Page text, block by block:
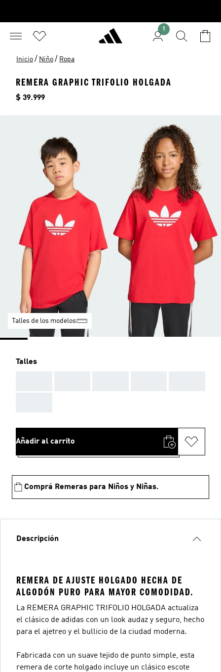
1
Inicio / Niño / Ropa
REMERA GRAPHIC TRIFOLIO HOLGADA
Precio
$ 39.999
Talles de los modelos
Talles
Añadir al carrito
Comprá Remeras para Niños y Niñas.
Descripción
REMERA DE AJUSTE HOLGADO HECHA DE
ALGODÓN PURO PARA MAYOR COMODIDAD.
La REMERA GRAPHIC TRIFOLIO HOLGADA actualiza
el clásico de adidas con un look audaz y seguro, hecho
para el ajetreo y el bullicio de la ciudad moderna.
Fabricada con un suave tejido de punto simple, esta
remera de corte holgado incluye un clásico escote